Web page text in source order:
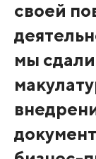
своей
мы